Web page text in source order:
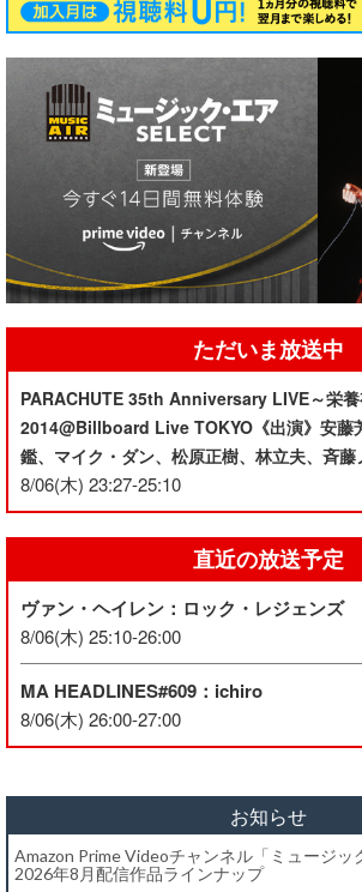
ただいま放送中
PARACHUTE 35th Anniversary LIVE～栄
2014@Billboard Live TOKYO《出演》安藤
鑑、マイク・ダン、松原正樹、林立夫、斉藤
8/06(木) 23:27-25:10
直近の放送予定
ヴァン・ヘイレン：ロック・レジェンズ
8/06(木) 25:10-26:00
MA HEADLINES#609：ichiro
8/06(木) 26:00-27:00
お知らせ
Amazon Prime Videoチャンネル「ミュージッ
2026年8月配信作品ラインナップ